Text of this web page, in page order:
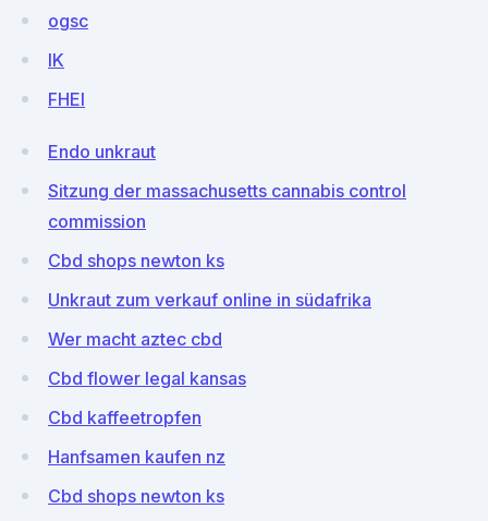
ogsc
lK
FHEI
Endo unkraut
Sitzung der massachusetts cannabis control
commission
Cbd shops newton ks
Unkraut zum verkauf online in südafrika
Wer macht aztec cbd
Cbd flower legal kansas
Cbd kaffeetropfen
Hanfsamen kaufen nz
Cbd shops newton ks